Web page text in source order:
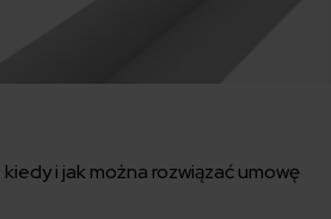
i jak można rozwiązać umowę